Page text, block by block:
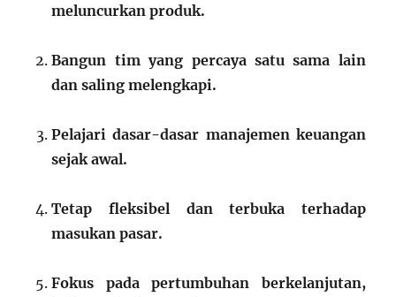
meluncurkan produk.
Bangun tim yang percaya satu sama lain
dan saling melengkapi.
Pelajari dasar-dasar manajemen keuangan
sejak awal.
Tetap fleksibel dan terbuka terhadap
masukan pasar.
Fokus pada pertumbuhan berkelanjutan,